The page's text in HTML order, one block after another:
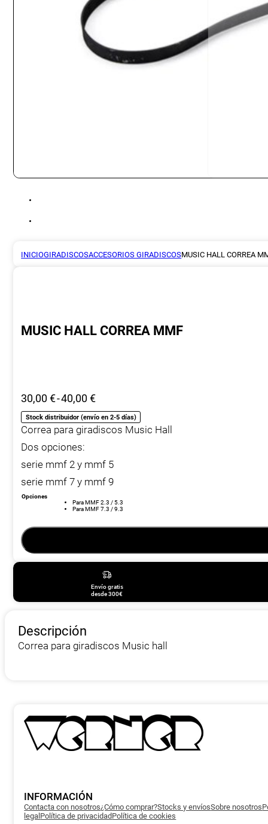
INICIOGIRADISCOSACCESORIOS GIRADISCOSMUSIC HALL CORREA
MUSIC HALL CORREA MMF
30,00€-40,00€Rango
de
precios:
desde
hasta
40,00 €
Stock distribuidor (envío en 2-5 días)
Correa para giradiscos Music Hall
Dos opciones:
serie mmf 2 y mmf 5
serie mmf 7 y mmf 9
Opciones
Para MMF 2.3 / 5.3
Para MMF 7.3 / 9.3
Envío gratis
desde 300€
Descripción
Correa para giradiscos Music hall
INFORMACIÓN
Contacta con nosotros¿Cómo comprar?Stocks y envíosSobre nosotros
legal Política de privacidadPolítica de cookies